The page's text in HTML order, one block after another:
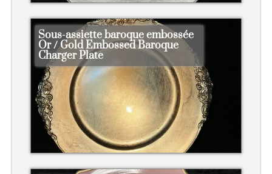
Sous-assiette baroque embossée
Or / Gold Embossed Baroque
Charger Plate